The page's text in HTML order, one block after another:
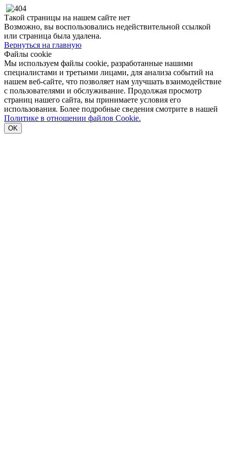
Такой страницы на нашем сайте нет
Возможно, вы воспользовались недействительной ссылкой
или страница была удалена.
Вернуться на главную
Файлы cookie
Мы используем файлы cookie, разработанные нашими
специалистами и третьими лицами, для анализа событий на
нашем веб-сайте, что позволяет нам улучшать взаимодействие
с пользователями и обслуживание. Продолжая просмотр
страниц нашего сайта, вы принимаете условия его
использования. Более подробные сведения смотрите в нашей
Политике в отношении файлов Cookie.
OK